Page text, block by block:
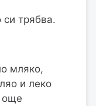
си трябва.
мляко,
и леко
още